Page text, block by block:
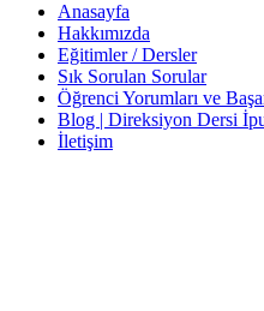
Anasayfa
Hakkımızda
Eğitimler / Dersler
Sık Sorulan Sorular
Öğrenci Yorumları ve
Blog | Direksiyon Dersi
İletişim